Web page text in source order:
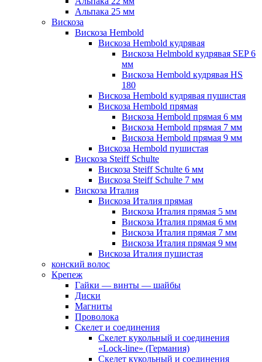
Альпака 25 мм
Вискоза
Вискоза Hembold
Вискоза Hembold кудрявая
Вискоза Helmbold кудрявая SEP 6
мм
Вискоза Hembold кудрявая HS
180
Вискоза Hembold кудрявая пушистая
Вискоза Hembold прямая
Вискоза Hembold прямая 6 мм
Вискоза Hembold прямая 7 мм
Вискоза Hembold прямая 9 мм
Вискоза Hembold пушистая
Вискоза Steiff Schulte
Вискоза Steiff Schulte 6 мм
Вискоза Steiff Schulte 7 мм
Вискоза Италия
Вискоза Италия прямая
Вискоза Италия прямая 5 мм
Вискоза Италия прямая 6 мм
Вискоза Италия прямая 7 мм
Вискоза Италия прямая 9 мм
Вискоза Италия пушистая
конский волос
Крепеж
Гайки — винты — шайбы
Диски
Магниты
Проволока
Скелет и соединения
Скелет кукольный и соединения
«Lock-line» (Германия)
Скелет кукольный и соединения